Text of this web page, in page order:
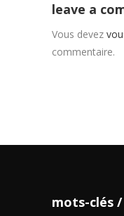
leave a
Vous devez
commentaire.
mots-clés